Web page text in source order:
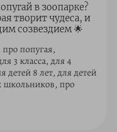
в зоопарке?
творит чудеса, и
созвездием 🌟
попугая,
3 класса, для 4
детей 8 лет, для детей
школьников, про